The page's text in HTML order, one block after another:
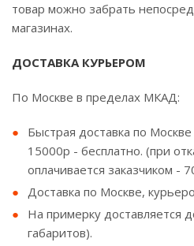
товар можно забрать
магазинах.
ДОСТАВКА КУРЬЕРОМ
По Москве в пределах МКАД:
Быстрая доставка по
15000р - бесплатно. (при
оплачивается заказчиком -
Доставка по Москве,
На примерку доставляется
габаритов).